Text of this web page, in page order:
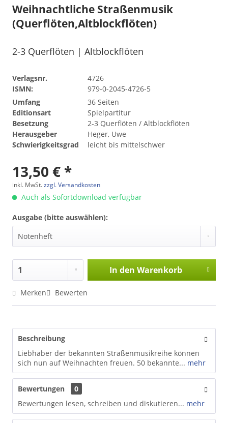
Weihnachtliche Straßenmusik
(Querflöten,Altblockflöten)
2-3 Querflöten | Altblockflöten
Verlagsnr.
4726
ISMN:
979-0-2045-4726-5
Umfang
36 Seiten
Editionsart
Spielpartitur
Besetzung
2-3 Querflöten / Altblockflöten
Herausgeber
Heger, Uwe
Schwierigkeitsgrad
leicht bis mittelschwer
13,50 € *
inkl. MwSt.zzgl. Versandkosten
Auch als Sofortdownload verfügbar
Ausgabe (bitte auswählen):
In den Warenkorb
Merken Bewerten
Beschreibung
Liebhaber der bekannten Straßenmusikreihe können
sich nun auf Weihnachten freuen. 50 bekannte... mehr
Bewertungen
0
Bewertungen lesen, schreiben und diskutieren... mehr